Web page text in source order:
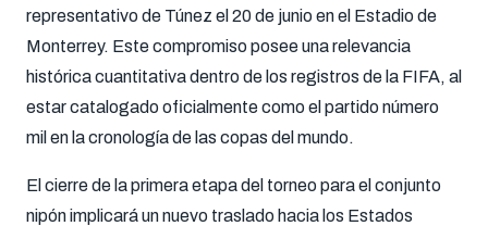
representativo de Túnez el 20 de junio en el Estadio de
Monterrey. Este compromiso posee una relevancia
histórica cuantitativa dentro de los registros de la FIFA, al
estar catalogado oficialmente como el partido número
mil en la cronología de las copas del mundo.
El cierre de la primera etapa del torneo para el conjunto
nipón implicará un nuevo traslado hacia los Estados